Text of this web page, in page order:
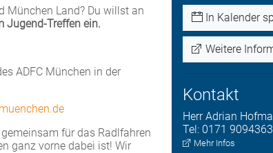
In Kalender
Weitere
Kontakt
Herr Adrian
Tel: 0171 9094363
Mehr Infos
München Land? Du willst an
Jugend-Treffen ein.
ADFC München in der
für das Radlfahren
ganz vorne dabei ist! Wir